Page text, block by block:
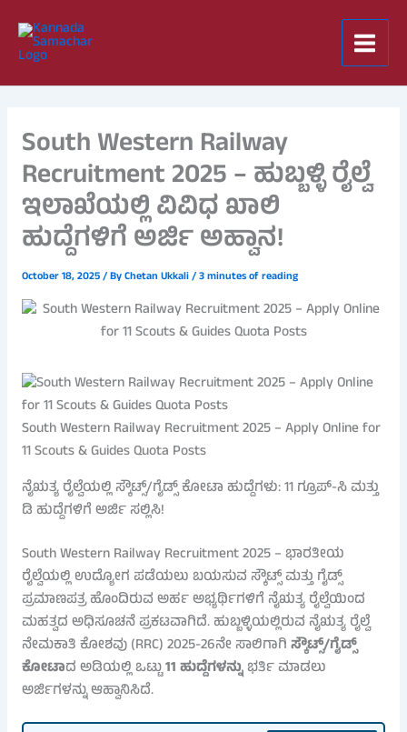
content
South Western Railway
Recruitment 2025 – ಹುಬ್ಬಳ್ಳಿ ರೈಲ್ವೆ
ಇಲಾಖೆಯಲ್ಲಿ ವಿವಿಧ ಖಾಲಿ
ಹುದ್ದೆಗಳಿಗೆ ಅರ್ಜಿ ಅಹ್ವಾನ!
October 18, 2025/ ByChetan Ukkali/3 minutes of reading
South Western Railway Recruitment 2025 – Apply Online for
11 Scouts & Guides Quota Posts
ನೈಋತ್ಯ ರೈಲ್ವೆಯಲ್ಲಿ ಸ್ಕೌಟ್ಸ್‌/ಗೈಡ್ಸ್‌ ಕೋಟಾ ಹುದ್ದೆಗಳು: 11 ಗ್ರೂಪ್‌-ಸಿ ಮತ್ತು
ಡಿ ಹುದ್ದೆಗಳಿಗೆ ಅರ್ಜಿ ಸಲ್ಲಿಸಿ!
South Western Railway Recruitment 2025 – ಭಾರತೀಯ
ರೈಲ್ವೆಯಲ್ಲಿ ಉದ್ಯೋಗ ಪಡೆಯಲು ಬಯಸುವ ಸ್ಕೌಟ್ಸ್ ಮತ್ತು ಗೈಡ್ಸ್
ಪ್ರಮಾಣಪತ್ರ ಹೊಂದಿರುವ ಅರ್ಹ ಅಭ್ಯರ್ಥಿಗಳಿಗೆ ನೈಋತ್ಯ ರೈಲ್ವೆಯಿಂದ
ಮಹತ್ವದ ಅಧಿಸೂಚನೆ ಪ್ರಕಟವಾಗಿದೆ. ಹುಬ್ಬಳ್ಳಿಯಲ್ಲಿರುವ ನೈಋತ್ಯ ರೈಲ್ವೆ
ನೇಮಕಾತಿ ಕೋಶವು (RRC) 2025-26ನೇ ಸಾಲಿಗಾಗಿಸ್ಕೌಟ್ಸ್‌/ಗೈಡ್ಸ್‌
ಕೋಟಾದ ಅಡಿಯಲ್ಲಿ ಒಟ್ಟು11 ಹುದ್ದೆಗಳನ್ನುಭರ್ತಿ ಮಾಡಲು
ಅರ್ಜಿಗಳನ್ನು ಆಹ್ವಾನಿಸಿದೆ.